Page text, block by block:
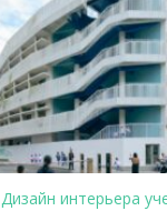
Дизайн интерьера